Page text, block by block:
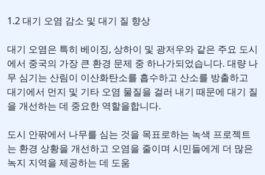
1.2 대기 오염 감소 및 대기 질 향상
대기 오염은 특히 베이징, 상하이 및 광저우와 같은 주요 도시
에서 중국의 가장 큰 환경 문제 중 하나가되었습니다. 대량 나
무 심기는 산림이 이산화탄소를 흡수하고 산소를 방출하고
대기에서 먼지 및 기타 오염 물질을 걸러 내기 때문에 대기 질
을 개선하는 데 중요한 역할을합니다.
도시 안팎에서 나무를 심는 것을 목표로하는 녹색 프로젝트
는 환경 상황을 개선하고 오염을 줄이며 시민들에게 더 많은
녹지 지역을 제공하는 데 도움